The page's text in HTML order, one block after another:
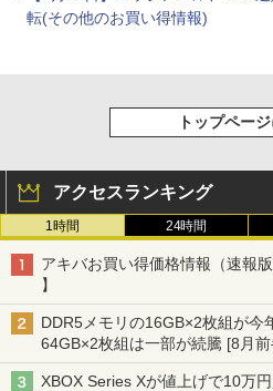
転(その他のお買い得情報)
トップペー
アクセスランキング
1時間 24時間
アキバお買い得価格情報（速報
】
DDR5メモリの16GB×2枚組が今
64GB×2枚組は一部が続騰 [8月
XBOX Series Xが値上げで10万